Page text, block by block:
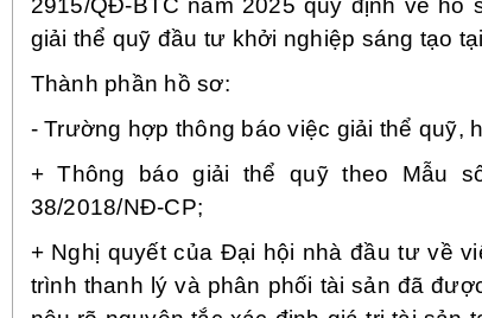
2915/QĐ-BTC năm 2025 quy định về
giải thể quỹ đầu tư khởi nghiệp sáng tạo
Thành phần hồ sơ:
- Trường hợp thông báo việc giải thể quỹ,
+ Thông báo giải thể quỹ theo Mẫu
38/2018/NĐ-CP;
+ Nghị quyết của Đại hội nhà đầu tư về
trình thanh lý và phân phối tài sản đã